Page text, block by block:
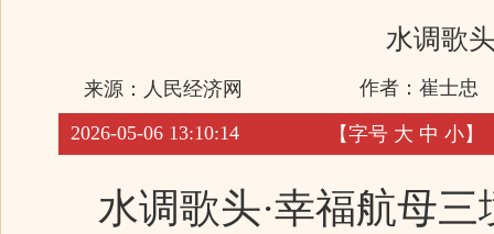
水调歌
来源： 人民经济网 作者：崔士忠
2026-05-06 13:10:14 【字号 大 中 小】
水调歌头·幸福航母三